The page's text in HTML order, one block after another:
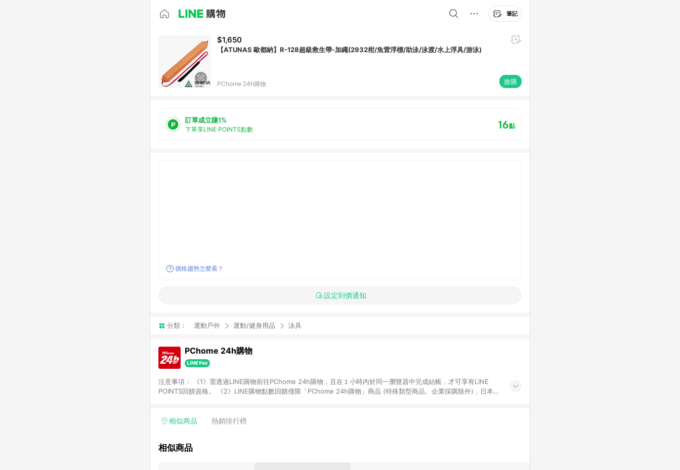
筆記
$1,650
【ATUNAS 歐都納】R-128超級救生帶-加繩(2932柑/魚雷浮標/助泳/泳渡/水上浮具/游泳)
PChome 24h購物 搶購
訂單成立賺1%
下單享LINE POINTS點數 16點
價格趨勢怎麼看？
設定到價通知
分類： 運動戶外 運動/健身用品 泳具
PChome 24h購物
注意事項： 《1》需透過LINE購物前往PChome 24h購物，且在１小時內於同一瀏覽器中完成結帳，才可享有LINE
POINTS回饋資格。 《2》LINE購物點數回饋僅限「PChome 24h購物」商品 (特殊類型商品、企業採購除外)，日本代
PChome儲值商品、企業專區/企業採購、部分指定商品 - 下載軟體、奶粉/副食品、電腦軟體、InComm儲值點數、點
商家訂單頁面標示「LINE回饋」，若無此標示則 不符合回饋LINE POINTS點數資格亦不得使用點數紅包 。 《7》LINE
相似商品 熱銷排行榜
相似商品